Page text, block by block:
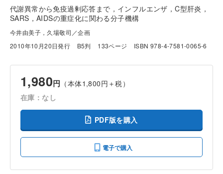
代謝異常から免疫過剰応答まで，インフルエンザ，C型肝炎，
SARS，AIDSの重症化に関わる分子機構
今井由美子，久場敬司／企画
2010年10月20日発行
B5判 133ページ ISBN 978-4-7581-0065-6
1,980円 （本体1,800円＋税）
在庫：なし
PDF版を購入
電子で購入